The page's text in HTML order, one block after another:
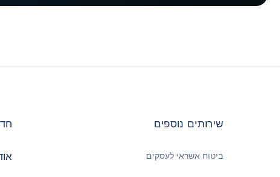
שירותים נוספים
ביטוח אשראי לעסקים